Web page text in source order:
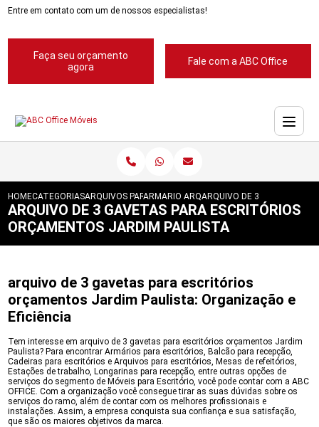
Entre em contato com um de nossos especialistas!
Faça seu orçamento
agora
Fale com a ABC Office
HOMECATEGORIASARQUIVOS PARA ESCRITORIOS
ARMARIO ARQUIVO PARA ESCRITORIO
ARQUIVO DE 3 GAVETAS
ARQUIVO DE 3 GAVETAS PARA ESCRITÓRIOS
ORÇAMENTOS JARDIM PAULISTA
arquivo de 3 gavetas para escritórios
orçamentos Jardim Paulista: Organização e
Eficiência
Tem interesse em arquivo de 3 gavetas para escritórios orçamentos Jardim
Paulista? Para encontrar Armários para escritórios, Balcão para recepção,
Cadeiras para escritórios e Arquivos para escritórios, Mesas de refeitórios,
Estações de trabalho, Longarinas para recepção, entre outras opções de
serviços do segmento de Móveis para Escritório, você pode contar com a ABC
OFFICE. Com a organização você consegue tirar as suas dúvidas sobre os
serviços do ramo, além de contar com os melhores profissionais e
instalações. Assim, a empresa conquista sua confiança e sua satisfação,
que são os maiores objetivos da marca.